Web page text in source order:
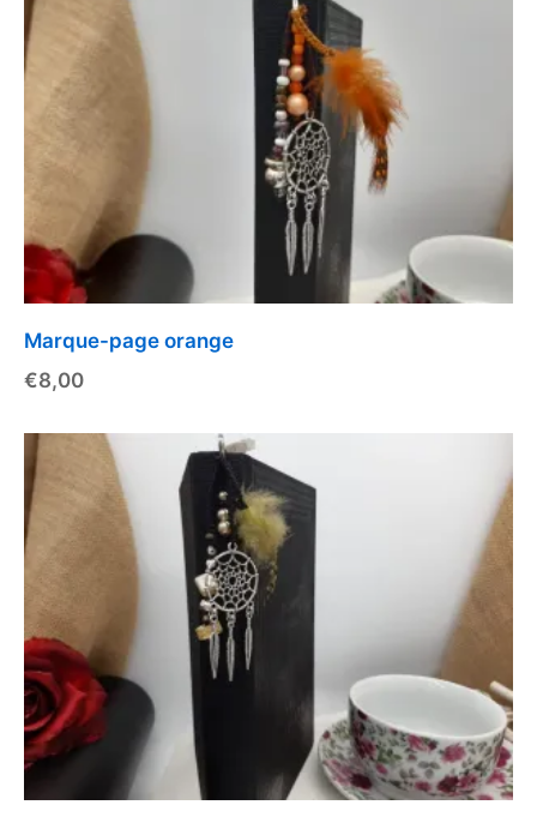
Marque-page orange
€8,00